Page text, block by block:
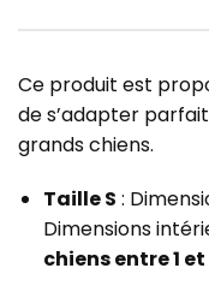
Ce produit est
de s’adapter
grands chiens.
Taille S :
Dimensions
chiens entre 1